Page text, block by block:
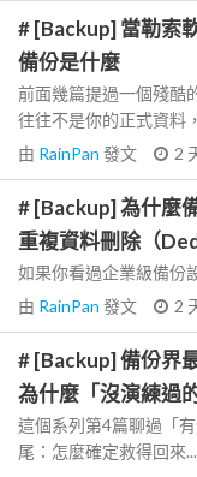
# [Backup] 當勒索
備份是什麼
前面幾篇提過一個殘酷
往往不是你的正式資料
由 RainPan 發文 2
# [Backup] 為什麼
重複資料刪除（
如果你看過企業級備份
由 RainPan 發文 2
# [Backup] 備份界
為什麼「沒演練過
這個系列第4篇聊過「
尾：怎麼確定救得回來...